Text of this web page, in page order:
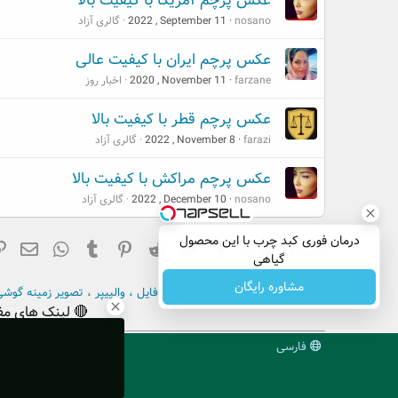
درمان فوری کبد چرب با این محصول
گیاهی
مشاوره رایگان
nosano
2022 , September 11 گالری آزاد
عکس پرچم ایران با کیفیت عالی
farzane
2020 , November 11 اخبار روز
عکس پرچم قطر با کیفیت بالا
farazi
2022 , November 8 گالری آزاد
عکس پرچم مراکش با کیفیت بالا
nosano
2022 , December 10 گالری آزاد
اشتراک گذاری: فیسبوک تویتر Reddit
Pinterest
Tumblr
صفحه اصلی انجمن عکس پروفایل ، والپیپر ، تصویر زمینه
🔴 لینک های
فارسی